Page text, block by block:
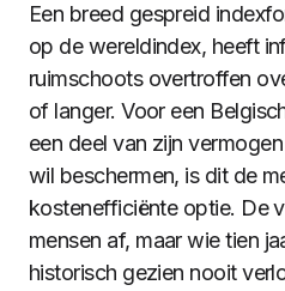
Een breed gespreid
op de wereldindex, heeft
ruimschoots overtroffen
of langer. Voor een
een deel van zijn
wil beschermen, is dit de
kostenefficiënte optie. De
mensen af, maar wie tien
historisch gezien nooit